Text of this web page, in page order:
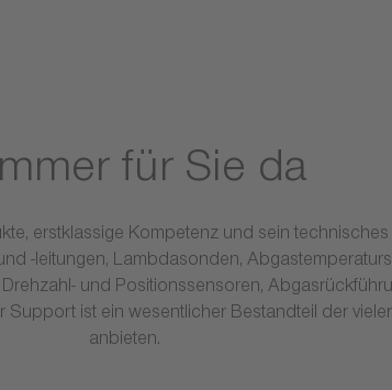
für Sie da
erstklassige Kompetenz und sein
-leitungen, Lambdasonden,
und Positionssensoren,
ist ein wesentlicher Bestandteil der
anbieten.